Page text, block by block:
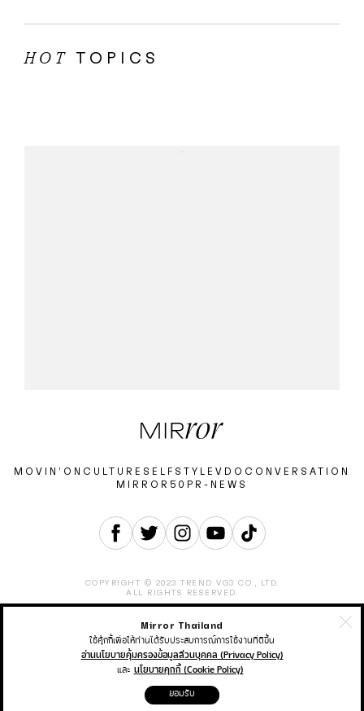
HOT TOPICS
MOVIN’ON CULTURE SELF STYLE VDO CONVERSATION
MIRROR50 PR-NEWS
COPYRIGHT © 2023 TREND VG3 CO., LTD.
ALL RIGHTS RESERVED.
CAREERADVERTISEMENT
TERMS & CONDITION
PRIVACY POLICY
THAIRATH MONEY
THAIRATH TVTHAIRATH PLUS
Mirror Thailand
ใช้คุ้กกี้เพื่อให้ท่านได้รับประสบการณ์การใช้งานที่ดีขึ้น
อ่านนโยบายคุ้มครองข้อมูลส่วนบุคคล (Privacy Policy)
และ นโยบายคุกกี้ (Cookie Policy)
ยอมรับ